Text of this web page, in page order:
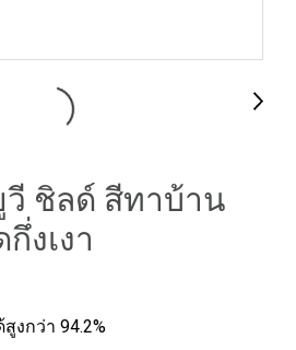
วี ชิลด์ สีทาบ้าน
งเงา
งกว่า 94.2%